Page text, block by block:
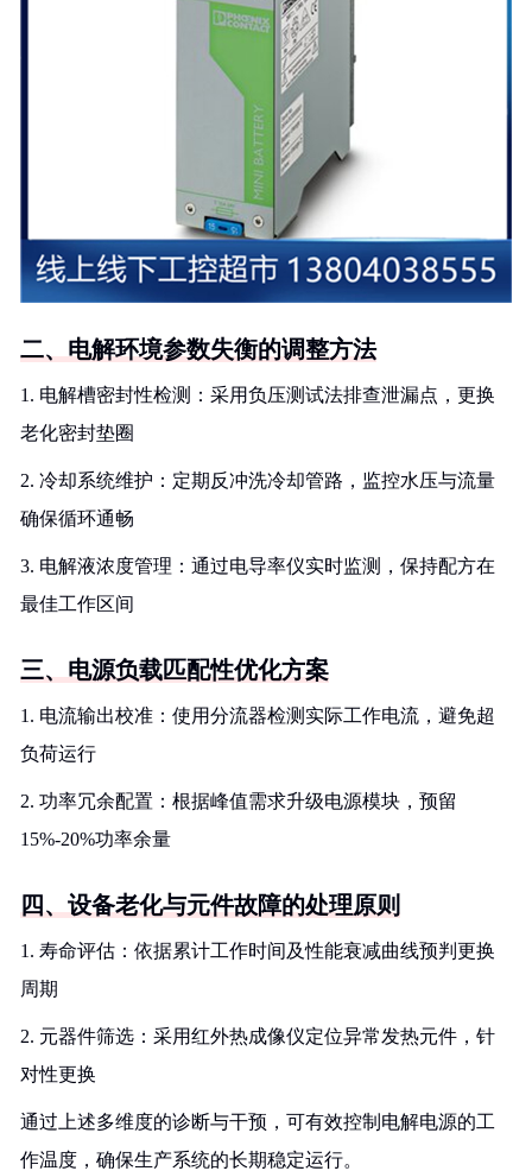
二、电解环境参数失衡的调整方法
1. 电解槽密封性检测：采用负压测试法排查泄漏点，更换
老化密封垫圈
2. 冷却系统维护：定期反冲洗冷却管路，监控水压与流量
确保循环通畅
3. 电解液浓度管理：通过电导率仪实时监测，保持配方在
最佳工作区间
三、电源负载匹配性优化方案
1. 电流输出校准：使用分流器检测实际工作电流，避免超
负荷运行
2. 功率冗余配置：根据峰值需求升级电源模块，预留
15%-20%功率余量
四、设备老化与元件故障的处理原则
1. 寿命评估：依据累计工作时间及性能衰减曲线预判更换
周期
2. 元器件筛选：采用红外热成像仪定位异常发热元件，针
对性更换
通过上述多维度的诊断与干预，可有效控制电解电源的工
作温度，确保生产系统的长期稳定运行。